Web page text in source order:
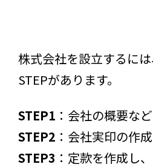
株式会社を設立するに
STEPがあります。
STEP1 ：会社の概要な
STEP2 ：会社実印の作成
STEP3 ：定款を作成し